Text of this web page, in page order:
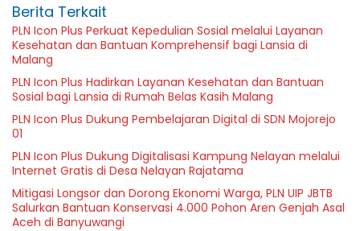
Berita Terkait
PLN Icon Plus Perkuat Kepedulian Sosial melalui Layanan
Kesehatan dan Bantuan Komprehensif bagi Lansia di
Malang
PLN Icon Plus Hadirkan Layanan Kesehatan dan Bantuan
Sosial bagi Lansia di Rumah Belas Kasih Malang
PLN Icon Plus Dukung Pembelajaran Digital di SDN Mojorejo
01
PLN Icon Plus Dukung Digitalisasi Kampung Nelayan melalui
Internet Gratis di Desa Nelayan Rajatama
Mitigasi Longsor dan Dorong Ekonomi Warga, PLN UIP JBTB
Salurkan Bantuan Konservasi 4.000 Pohon Aren Genjah Asal
Aceh di Banyuwangi